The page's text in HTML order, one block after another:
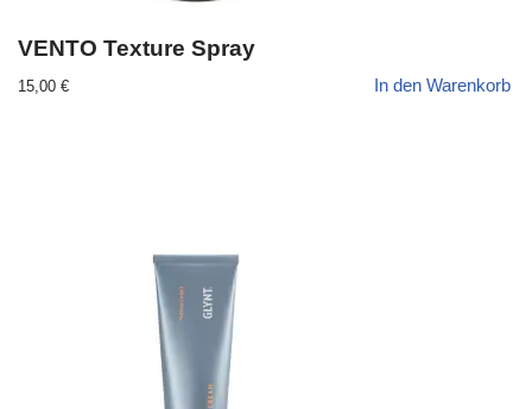
VENTO Texture Spray
15,00 € In den Warenkorb